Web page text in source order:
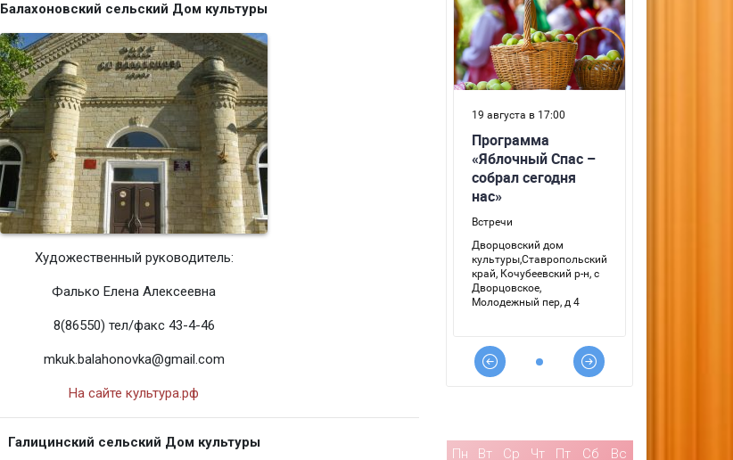
Балахоновский сельский Дом культуры
Художественный руководитель:
Фалько Елена Алексеевна
8(86550) тел/факс 43-4-46
mkuk.balahonovka@gmail.com
На сайте культура.рф
Галицинский сельский Дом культуры
Пн Вт Ср Чт Пт Сб
Вс